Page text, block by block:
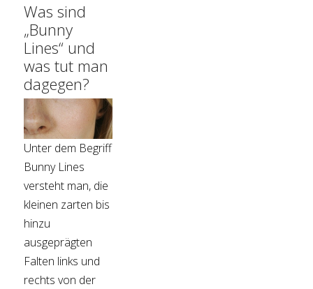
Was sind
„Bunny
Lines“ und
was tut man
dagegen?
Unter dem Begriff
Bunny Lines
versteht man, die
kleinen zarten bis
hinzu
ausgeprägten
Falten links und
rechts von der